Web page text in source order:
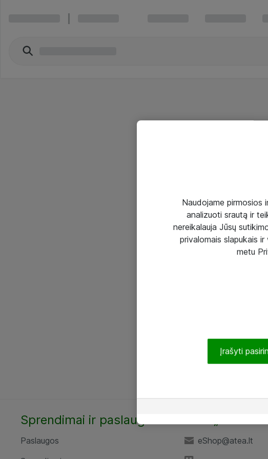
Sprendimai ir paslaugos
Paslaugos
eShop@atea.lt
Naudojame pirmosios
analizuoti srautą ir
nereikalauja Jūsų
privalomais slapukais
metu
Įrašyti